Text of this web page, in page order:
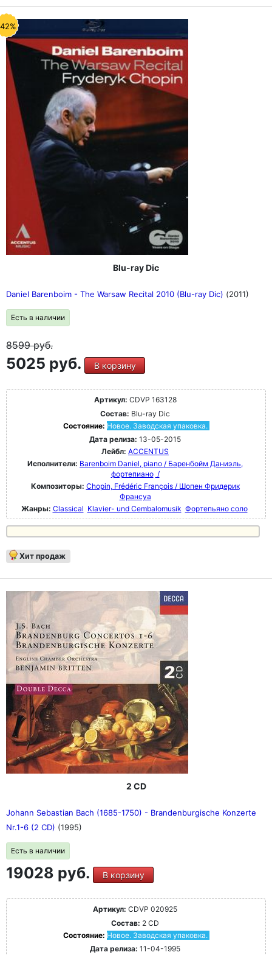
Blu-ray Dic
Daniel Barenboim - The Warsaw Recital 2010 (Blu-ray Dic) (2011)
Есть в наличии
8599руб.
5025 руб. В корзину
Артикул: CDVP 163128
Состав: Blu-ray Dic
Состояние: Новое. Заводская упаковка.
Дата релиза: 13-05-2015
Лейбл: ACCENTUS
Исполнители: Barenboim Daniel, piano / Баренбойм Даниэль,
фортепиано /
Композиторы: Chopin, Frédéric François / Шопен Фридерик
Франсуа
Жанры: Classical Klavier- und Cembalomusik Фортепьяно соло
Хит продаж
2 CD
Johann Sebastian Bach (1685-1750) - Brandenburgische Konzerte
Nr.1-6 (2 CD) (1995)
Есть в наличии
19028 руб. В корзину
Артикул: CDVP 020925
Состав: 2 CD
Состояние: Новое. Заводская упаковка.
Дата релиза: 11-04-1995